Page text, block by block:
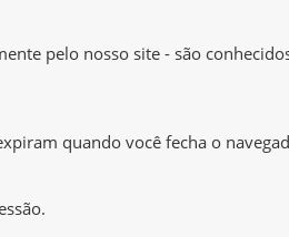
pelo nosso site - são
quando você fecha o